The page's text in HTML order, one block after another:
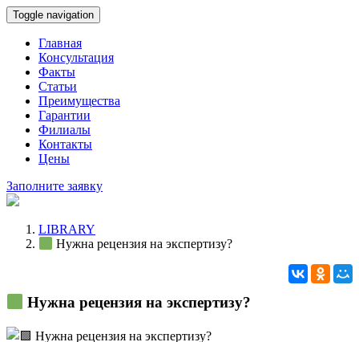
Toggle navigation
Главная
Консультация
Факты
Статьи
Преимущества
Гарантии
Филиалы
Контакты
Цены
Заполните заявку
LIBRARY
Нужна рецензия на экспертизу?
Нужна рецензия на экспертизу?